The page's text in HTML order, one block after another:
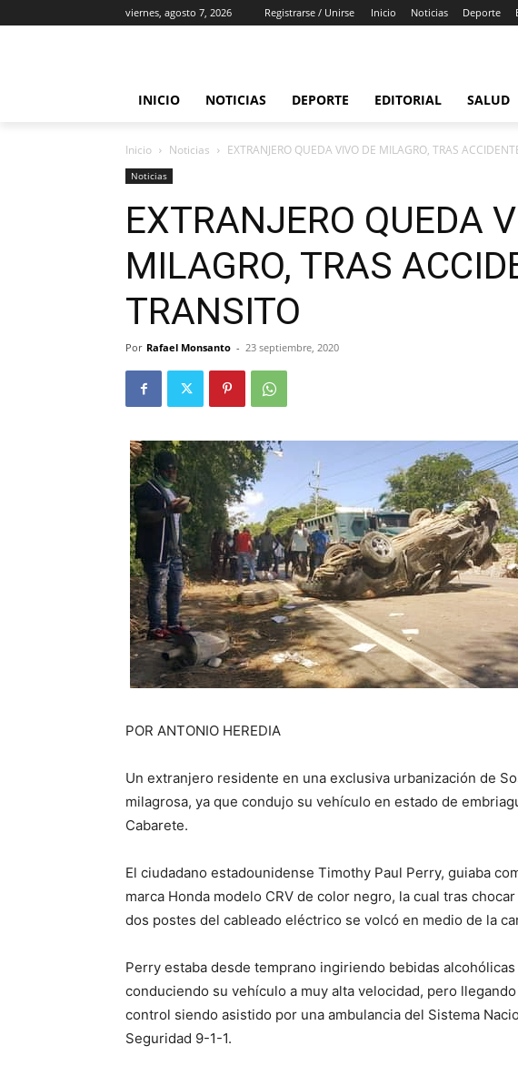
viernes, agosto 7, 2026 Registrarse / Unirse Inicio Noticias Deporte
INICIO NOTICIAS DEPORTE EDITORIAL SALUD
Inicio Noticias EXTRANJERO QUEDA VIVO DE MILAGRO, TRAS
Noticias
EXTRANJERO QUEDA
MILAGRO, TRAS
TRANSITO
Por Rafael Monsanto - 23 septiembre, 2020
POR ANTONIO HEREDIA
Un extranjero residente en una exclusiva urbanización de
milagrosa, ya que condujo su vehículo en estado de
Cabarete.
El ciudadano estadounidense Timothy Paul Perry, guiaba
marca Honda modelo CRV de color negro, la cual tras
dos postes del cableado eléctrico se volcó en medio de la
Perry estaba desde temprano ingiriendo bebidas
conduciendo su vehículo a muy alta velocidad, pero
control siendo asistido por una ambulancia del Sistema
Seguridad 9-1-1.